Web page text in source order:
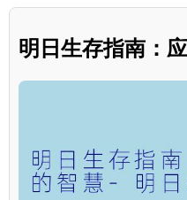
明日生存指南：